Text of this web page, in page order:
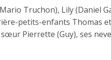
Truchon), Lily (Daniel
petits-enfants Thomas
Pierrette (Guy), ses